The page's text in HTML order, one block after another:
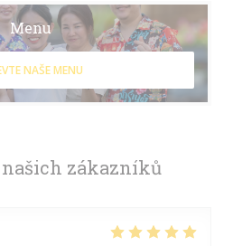
zákazníků
Menu
NAŠE MENU